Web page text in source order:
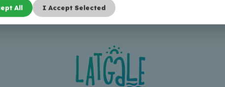
All I Accept Selected